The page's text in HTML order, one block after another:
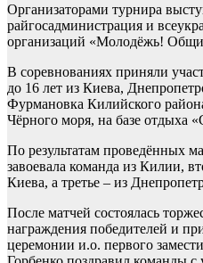
Организаторами турнира
райгосадминистрация и
организаций «Молодёжь!
В соревнованиях приняли
до 16 лет из Киева,
Фурмановка Килийского
Чёрного моря, на базе отдыха
По результатам проведённых
завоевала команда из Килии,
Киева, а третье – из
После матчей состоялась
награждения победителей и
церемонии и.о. первого